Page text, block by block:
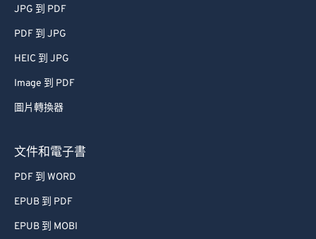
JPG 到 PDF
PDF 到 JPG
HEIC 到 JPG
Image 到 PDF
圖片轉換器
文件和電子書
PDF 到 WORD
EPUB 到 PDF
EPUB 到 MOBI